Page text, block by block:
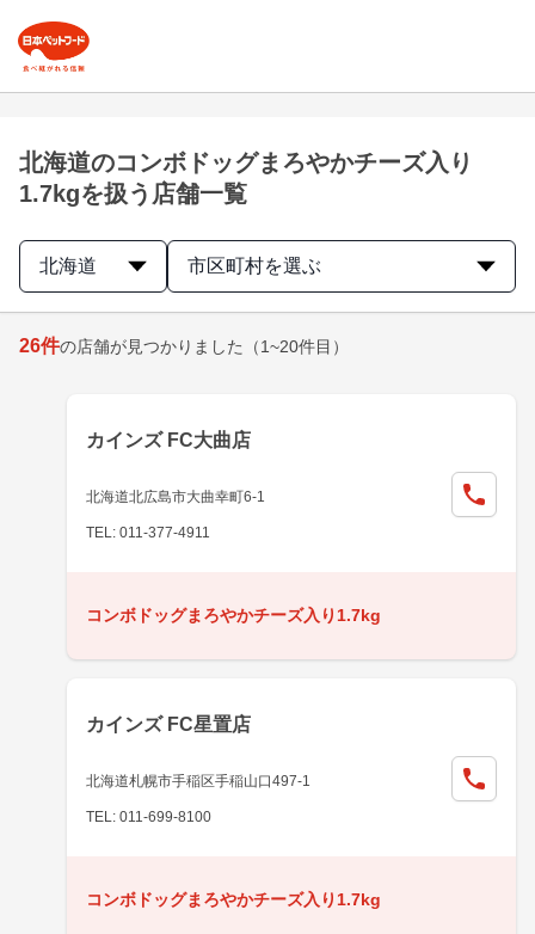
北海道のコンボドッグまろやかチーズ入り
1.7kgを扱う店舗一覧
北海道 市区町村を選ぶ
26件の店舗が見つかりました （1~20件目）
カインズ FC大曲店
北海道北広島市大曲幸町6-1
TEL: 011-377-4911
コンボドッグまろやかチーズ入り1.7kg
カインズ FC星置店
北海道札幌市手稲区手稲山口497-1
TEL: 011-699-8100
コンボドッグまろやかチーズ入り1.7kg